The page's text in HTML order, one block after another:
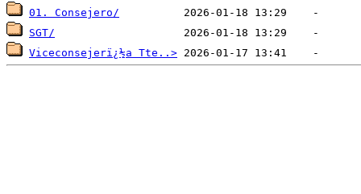
01. Consejero/
SGT/
Viceconsejerï¿½a Tte..>